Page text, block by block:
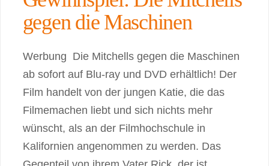
gegen die Maschinen
Werbung Die Mitchells gegen die Maschinen
ab sofort auf Blu-ray und DVD erhältlich! Der
Film handelt von der jungen Katie, die das
Filmemachen liebt und sich nichts mehr
wünscht, als an der Filmhochschule in
Kalifornien angenommen zu werden. Das